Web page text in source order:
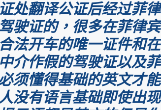
处翻译公证后经过菲律
驶证的，很多在菲律宾
法开车的唯一证件和在
介作假的驾驶证以及菲
须懂得基础的英文才能
没有语言基础即使出现